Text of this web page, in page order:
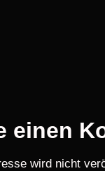
einen
wird nicht